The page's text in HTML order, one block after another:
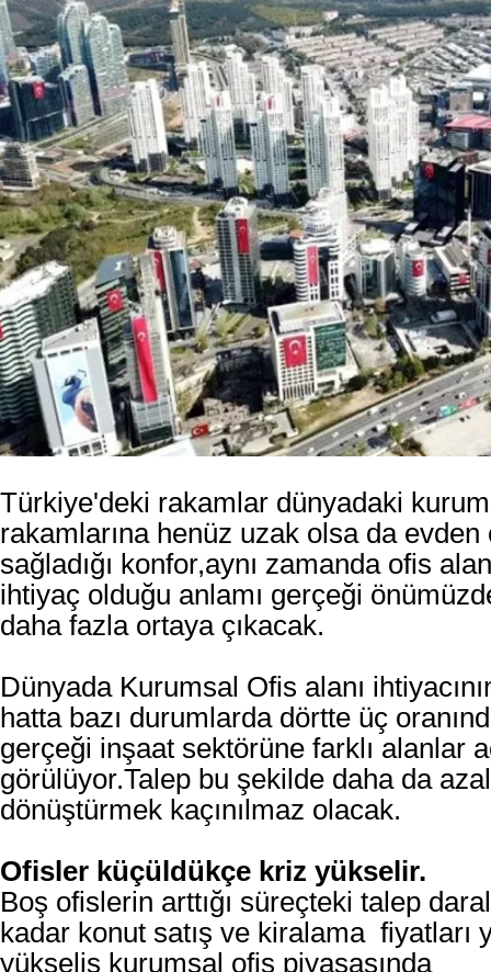
Türkiye'deki rakamlar dünyadaki
rakamlarına henüz uzak olsa da evden
sağladığı konfor,aynı zamanda ofis
ihtiyaç olduğu anlamı gerçeği
daha fazla ortaya çıkacak.
Dünyada Kurumsal Ofis alanı
hatta bazı durumlarda dörtte üç
gerçeği inşaat sektörüne farklı alanlar
görülüyor.Talep bu şekilde daha da
dönüştürmek kaçınılmaz olacak.
Ofisler küçüldükçe kriz yükselir.
Boş ofislerin arttığı süreçteki talep
kadar konut satış ve kiralama fiyatları
yükseliş kurumsal ofis piyasasında